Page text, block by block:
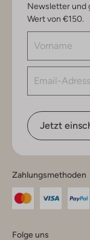
Newsletter und
Wert von €150.
Jetzt
Zahlungsmethoden
Folge uns